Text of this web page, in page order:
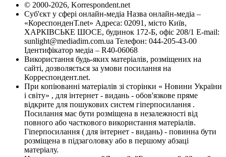
© 2000-2026, Korrespondent.net
Суб'єкт у сфері онлайн-медіа Назва онлайн-медіа –
«КореспонденТ.net» Адреса: 02091, місто Київ,
ХАРКІВСЬКЕ ШОСЕ, будинок 172-Б, офіс 208/1 E-mail:
sunlight@mediadim.com.ua Телефон: 044-205-43-00
Ідентифікатор медіа – R40-06068
Використання будь-яких матеріалів, розміщених на
сайті, дозволяється за умови посилання на
Корреспондент.net.
При копіюванні матеріалів зі сторінки « Новини України
і світу» , для інтернет - видань - обов'язкове пряме
відкрите для пошукових систем гіперпосилання .
Посилання має бути розміщена в незалежності від
повного або часткового використання матеріалів.
Гіперпосилання ( для інтернет - видань) - повинна бути
розміщена в підзаголовку або в першому абзаці
матеріалу.